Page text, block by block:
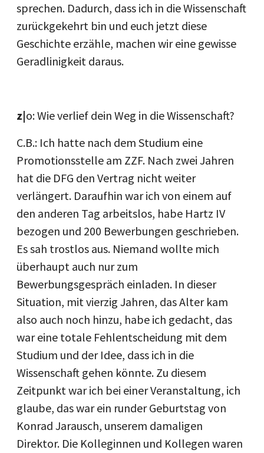
sprechen. Dadurch, dass ich in die Wissenschaft
zurückgekehrt bin und euch jetzt diese
Geschichte erzähle, machen wir eine gewisse
Geradlinigkeit daraus.
z|o: Wie verlief dein Weg in die Wissenschaft?
C.B.: Ich hatte nach dem Studium eine
Promotionsstelle am ZZF. Nach zwei Jahren
hat die DFG den Vertrag nicht weiter
verlängert. Daraufhin war ich von einem auf
den anderen Tag arbeitslos, habe Hartz IV
bezogen und 200 Bewerbungen geschrieben.
Es sah trostlos aus. Niemand wollte mich
überhaupt auch nur zum
Bewerbungsgespräch einladen. In dieser
Situation, mit vierzig Jahren, das Alter kam
also auch noch hinzu, habe ich gedacht, das
war eine totale Fehlentscheidung mit dem
Studium und der Idee, dass ich in die
Wissenschaft gehen könnte. Zu diesem
Zeitpunkt war ich bei einer Veranstaltung, ich
glaube, das war ein runder Geburtstag von
Konrad Jarausch, unserem damaligen
Direktor. Die Kolleginnen und Kollegen waren